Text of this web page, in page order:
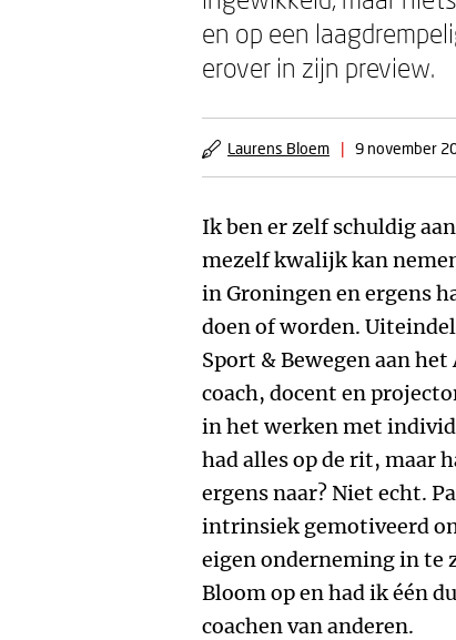
en op een
erover in zijn preview.
Laurens Bloem | 9 november
Ik ben er zelf schuldig
mezelf kwalijk kan
in Groningen en ergens
doen of worden.
Sport & Bewegen aan
coach, docent en
in het werken met
had alles op de rit, maar
ergens naar? Niet echt.
intrinsiek gemotiveerd
eigen onderneming in te
Bloom op en had ik één
coachen van anderen.